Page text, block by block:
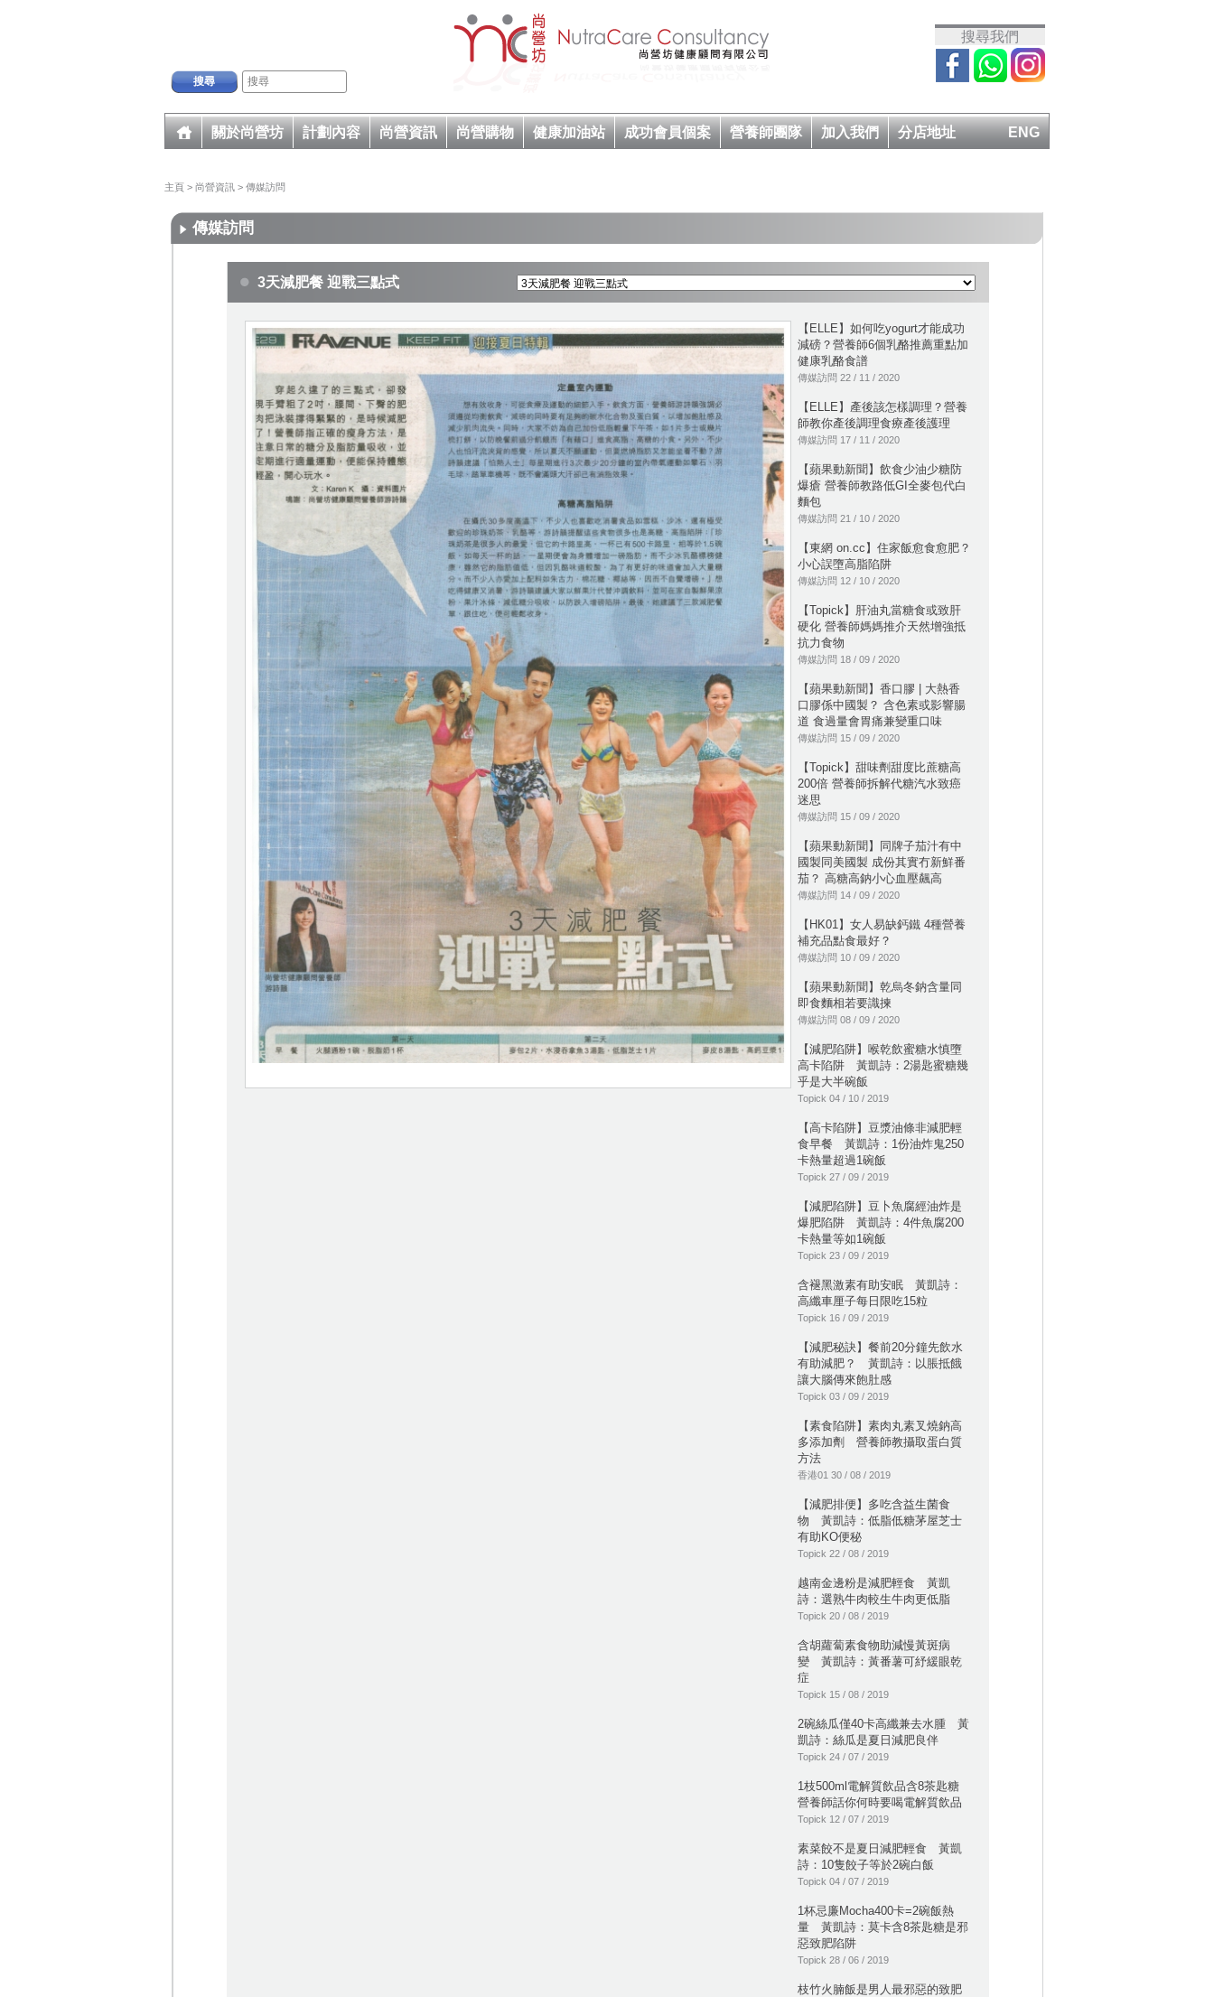
搜尋
搜尋我們
關於尚營坊 計劃內容 尚營資訊 尚營購物 健康加油站 成功會員個案 營養師團隊 加入我們 分店地址 ENG
主頁 > 尚營資訊 > 傳媒訪問
傳媒訪問
3天減肥餐 迎戰三點式
【ELLE】如何吃yogurt才能成功
減磅？營養師6個乳酪推薦重點加
健康乳酪食譜
傳媒訪問 22 / 11 / 2020
【ELLE】產後該怎樣調理？營養
師教你產後調理食療產後護理
傳媒訪問 17 / 11 / 2020
【蘋果動新聞】飲食少油少糖防
爆瘡 營養師教路低GI全麥包代白
麵包
傳媒訪問 21 / 10 / 2020
【東網 on.cc】住家飯愈食愈肥？
小心誤墮高脂陷阱
傳媒訪問 12 / 10 / 2020
【Topick】肝油丸當糖食或致肝
硬化 營養師媽媽推介天然增強抵
抗力食物
傳媒訪問 18 / 09 / 2020
【蘋果動新聞】香口膠 | 大熱香
口膠係中國製？ 含色素或影響腸
道 食過量會胃痛兼變重口味
傳媒訪問 15 / 09 / 2020
【Topick】甜味劑甜度比蔗糖高
200倍 營養師拆解代糖汽水致癌
迷思
傳媒訪問 15 / 09 / 2020
【蘋果動新聞】同牌子茄汁有中
國製同美國製 成份其實冇新鮮番
茄？ 高糖高鈉小心血壓飆高
傳媒訪問 14 / 09 / 2020
【HK01】女人易缺鈣鐵 4種營養
補充品點食最好？
傳媒訪問 10 / 09 / 2020
【蘋果動新聞】乾烏冬鈉含量同
即食麵相若要識揀
傳媒訪問 08 / 09 / 2020
【減肥陷阱】喉乾飲蜜糖水慎墮
高卡陷阱 黃凱詩：2湯匙蜜糖幾
乎是大半碗飯
Topick 04 / 10 / 2019
【高卡陷阱】豆漿油條非減肥輕
食早餐 黃凱詩：1份油炸鬼250
卡熱量超過1碗飯
Topick 27 / 09 / 2019
【減肥陷阱】豆卜魚腐經油炸是
爆肥陷阱 黃凱詩：4件魚腐200
卡熱量等如1碗飯
Topick 23 / 09 / 2019
含褪黑激素有助安眠 黃凱詩：
高纖車厘子每日限吃15粒
Topick 16 / 09 / 2019
【減肥秘訣】餐前20分鐘先飲水
有助減肥？ 黃凱詩：以脹抵餓
讓大腦傳來飽肚感
Topick 03 / 09 / 2019
【素食陷阱】素肉丸素叉燒鈉高
多添加劑 營養師教攝取蛋白質
方法
香港01 30 / 08 / 2019
【減肥排便】多吃含益生菌食
物 黃凱詩：低脂低糖茅屋芝士
有助KO便秘
Topick 22 / 08 / 2019
越南金邊粉是減肥輕食 黃凱
詩：選熟牛肉較生牛肉更低脂
Topick 20 / 08 / 2019
含胡蘿蔔素食物助減慢黃斑病
變 黃凱詩：黃番薯可紓緩眼乾
症
Topick 15 / 08 / 2019
2碗絲瓜僅40卡高纖兼去水腫 黃
凱詩：絲瓜是夏日減肥良伴
Topick 24 / 07 / 2019
1枝500ml電解質飲品含8茶匙糖
營養師話你何時要喝電解質飲品
Topick 12 / 07 / 2019
素菜餃不是夏日減肥輕食 黃凱
詩：10隻餃子等於2碗白飯
Topick 04 / 07 / 2019
1杯忌廉Mocha400卡=2碗飯熱
量 黃凱詩：莫卡含8茶匙糖是邪
惡致肥陷阱
Topick 28 / 06 / 2019
枝竹火腩飯是男人最邪惡的致肥